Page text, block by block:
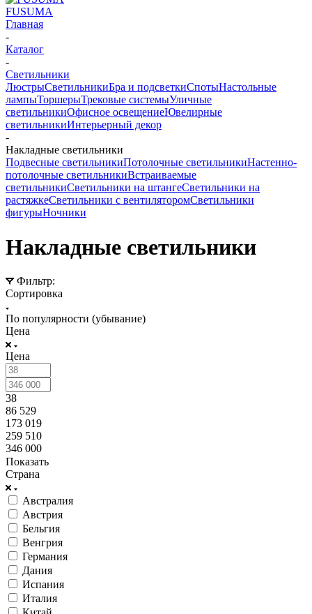
FUSUMA
Главная
-
Каталог
-
Светильники
ЛюстрыСветильникиБра и подсветкиСпотыНастольные
лампыТоршерыТрековые системыУличные
светильникиОфисное освещениеЮвелирные
светильникиИнтерьерный декор
-
Накладные светильники
Подвесные светильникиПотолочные светильникиНастенно-
потолочные светильникиВстраиваемые
светильникиСветильники на штангеСветильники на
растяжкеСветильники с вентиляторомСветильники
фигурыНочники
Накладные светильники
Фильтр:
Сортировка
По популярности (убывание)
Цена
Цена
38
86 529
173 019
259 510
346 000
Показать
Страна
Австралия
Австрия
Бельгия
Венгрия
Германия
Дания
Испания
Италия